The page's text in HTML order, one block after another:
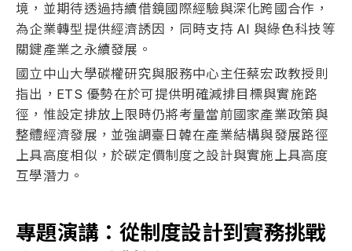
境，並期待透過持續借鏡國際經驗與深化跨國合作，
為企業轉型提供經濟誘因，同時支持 AI 與綠色科技等
關鍵產業之永續發展。
國立中山大學碳權研究與服務中心主任蔡宏政教授則
指出，ETS 優勢在於可提供明確減排目標與實施路
徑，惟設定排放上限時仍將考量當前國家產業政策與
整體經濟發展，並強調臺日韓在產業結構與發展路徑
上具高度相似，於碳定價制度之設計與實施上具高度
互學潛力。
專題演講：從制度設計到實務挑戰